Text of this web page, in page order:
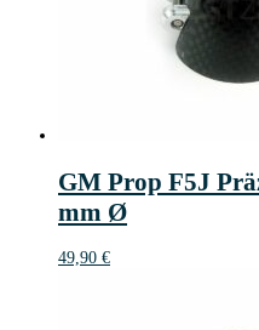
GM Prop F5J
mm Ø
49,90 €